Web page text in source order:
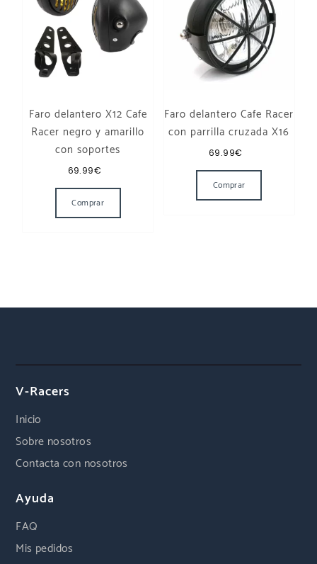
Faro delantero X12 Cafe
Racer negro y amarillo
con soportes
69.99€
Comprar
Faro delantero Cafe Racer
con parrilla cruzada X16
69.99€
Comprar
V-Racers
Inicio
Sobre nosotros
Contacta con nosotros
Ayuda
FAQ
Mis pedidos